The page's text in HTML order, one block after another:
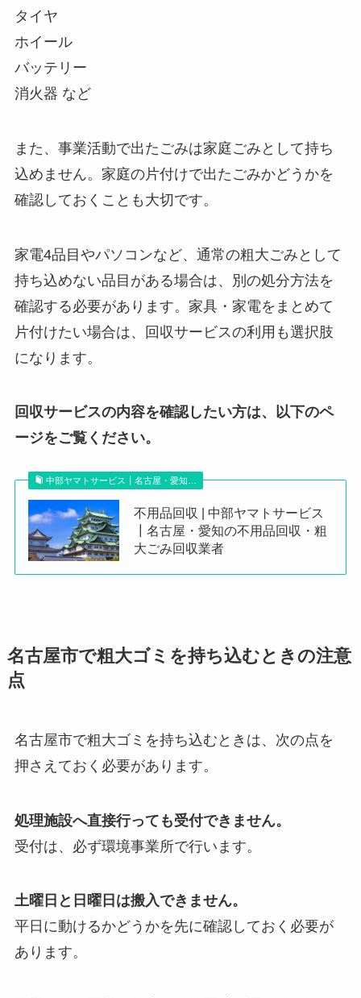
タイヤ
ホイール
バッテリー
消火器 など
また、事業活動で出たごみは家庭ごみとして持ち
込めません。家庭の片付けで出たごみかどうかを
確認しておくことも大切です。
家電4品目やパソコンなど、通常の粗大ごみとして
持ち込めない品目がある場合は、別の処分方法を
確認する必要があります。家具・家電をまとめて
片付けたい場合は、回収サービスの利用も選択肢
になります。
回収サービスの内容を確認したい方は、以下のペ
ージをご覧ください。
中部ヤマトサービス┃名古屋・愛知…
不用品回収 | 中部ヤマトサービス
┃名古屋・愛知の不用品回収・粗
大ごみ回収業者
名古屋市で粗大ゴミを持ち込むときの注意
点
名古屋市で粗大ゴミを持ち込むときは、次の点を
押さえておく必要があります。
処理施設へ直接行っても受付できません。
受付は、必ず環境事業所で行います。
土曜日と日曜日は搬入できません。
平日に動けるかどうかを先に確認しておく必要が
あります。